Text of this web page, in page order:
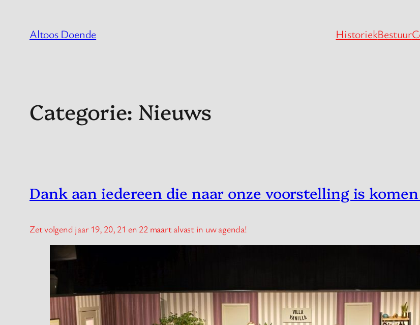
Altoos Doende HistoriekBestuur
Categorie: Nieuws
Dank aan iedereen die naar onze voorstelling is
Zet volgend jaar 19, 20, 21 en 22 maart alvast in uw agenda!